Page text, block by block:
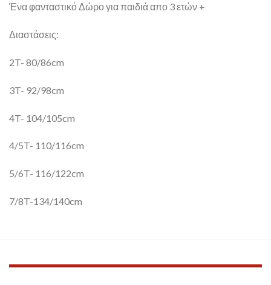
Ένα φανταστικό Δώρο για παιδιά απο 3 ετών +
Διαστάσεις:
2T- 80/86cm
3T- 92/98cm
4T- 104/105cm
4/5T- 110/116cm
5/6T- 116/122cm
7/8T-134/140cm